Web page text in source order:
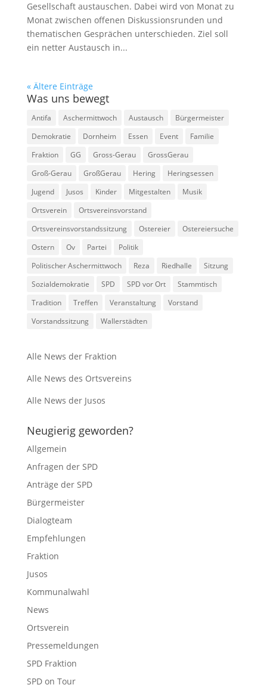
Gesellschaft austauschen. Dabei wird von Monat zu
Monat zwischen offenen Diskussionsrunden und
thematischen Gesprächen unterschieden. Ziel soll
ein netter Austausch in...
« Ältere Einträge
Was uns bewegt
Antifa Aschermittwoch Austausch
Bürgermeister
Demokratie
Dornheim Essen Event
Familie
Fraktion
GG Gross-Gerau
GrossGerau
Groß-Gerau
GroßGerau Hering
Heringsessen
Jugend
Jusos Kinder Mitgestalten
Musik
Ortsverein
Ortsvereinsvorstand
Ortsvereinsvorstandssitzung
Ostereier
Ostereiersuche
Ostern
Ov Partei
Politik
Politischer Aschermittwoch
Reza Riedhalle
Sitzung
Sozialdemokratie
SPD SPD vor Ort
Stammtisch
Tradition
Treffen Veranstaltung
Vorstand
Vorstandssitzung
Wallerstädten
Alle News der Fraktion
Alle News des Ortsvereins
Alle News der Jusos
Neugierig geworden?
Allgemein
Anfragen der SPD
Anträge der SPD
Bürgermeister
Dialogteam
Empfehlungen
Fraktion
Jusos
Kommunalwahl
News
Ortsverein
Pressemeldungen
SPD Fraktion
SPD on Tour